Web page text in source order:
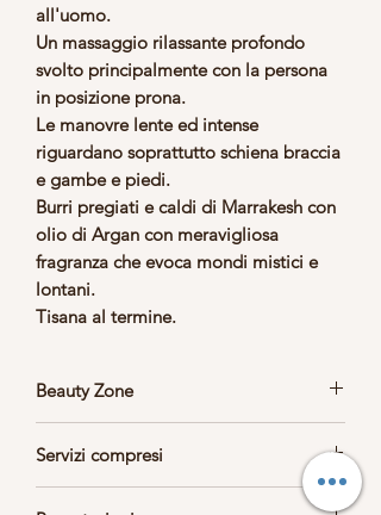
all'uomo.
Un massaggio rilassante profondo
svolto principalmente con la persona
in posizione prona.
Le manovre lente ed intense
riguardano soprattutto schiena braccia
e gambe e piedi.
Burri pregiati e caldi di Marrakesh con
olio di Argan con meravigliosa
fragranza che evoca mondi mistici e
lontani.
Tisana al termine.
Beauty Zone
musica rilassante.
Servizi compresi
Accappatoio/Telo, slip, ciabattine.